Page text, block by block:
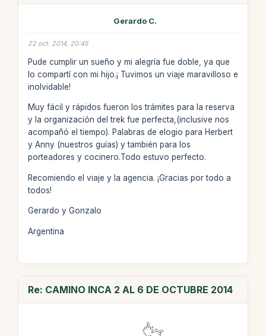
Gerardo C.
22 oct. 2014, 20:45
Pude cumplir un sueño y mi alegría fue doble, ya que
lo compartí con mi hijo.¡ Tuvimos un viaje maravilloso e
inolvidable!
Muy fácil y rápidos fueron los trámites para la reserva
y la organización del trek fue perfecta,(inclusive nos
acompañó el tiempo). Palabras de elogio para Herbert
y Anny (nuestros guías) y también para los
porteadores y cocinero.Todo estuvo perfecto.
Recomiendo el viaje y la agencia. ¡Gracias por todo a
todos!
Gerardo y Gonzalo
Argentina
Re: CAMINO INCA 2 AL 6 DE OCTUBRE 2014